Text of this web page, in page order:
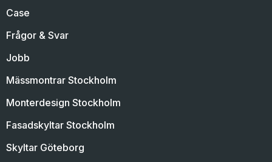
Case
Frågor & Svar
Jobb
Mässmontrar Stockholm
Monterdesign Stockholm
Fasadskyltar Stockholm
Skyltar Göteborg